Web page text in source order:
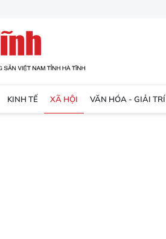
KINH TẾ XÃ HỘI VĂN HÓA - GIẢI TRÍ